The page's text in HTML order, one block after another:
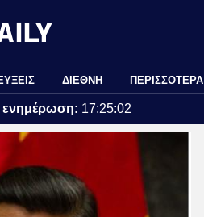
ΔΙΕΘΝΗ ΠΕΡΙΣΣΟΤΕΡΑ
ενημέρωση: 17:25:02